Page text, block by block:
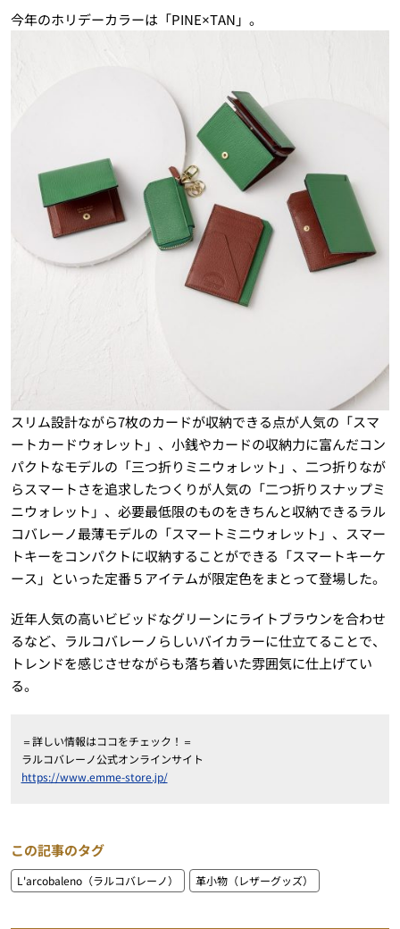
今年のホリデーカラーは「PINE×TAN」。
スリム設計ながら7枚のカードが収納できる点が人気の「スマ
ートカードウォレット」、小銭やカードの収納力に富んだコン
パクトなモデルの「三つ折りミニウォレット」、二つ折りなが
らスマートさを追求したつくりが人気の「二つ折りスナップミ
ニウォレット」、必要最低限のものをきちんと収納できるラル
コバレーノ最薄モデルの「スマートミニウォレット」、スマー
トキーをコンパクトに収納することができる「スマートキーケ
ース」といった定番５アイテムが限定色をまとって登場した。
近年人気の高いビビッドなグリーンにライトブラウンを合わせ
るなど、ラルコバレーノらしいバイカラーに仕立てることで、
トレンドを感じさせながらも落ち着いた雰囲気に仕上げてい
る。
＝詳しい情報はココをチェック！＝
ラルコバレーノ公式オンラインサイト
https://www.emme-store.jp/
この記事のタグ
L'arcobaleno（ラルコバレーノ） 革小物（レザーグッズ）